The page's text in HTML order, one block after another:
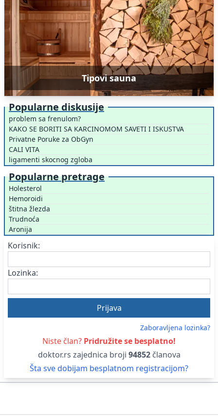
Tipovi sauna
Popularne diskusije
problem sa frenulom?
KAKO SE BORITI SA KARCINOMOM SAVETI I ISKUSTVA
Privatne Poruke za ObGyn
CALI VITA
ligamenti skocnog zgloba
Popularne pretrage
Holesterol
Hemoroidi
štitna žlezda
Trudnoća
Aronija
Korisnik:
Lozinka:
Zaboravljena lozinka?
Niste član? Pridružite se besplatno!
doktor.rs zajednica broji 94852članova
Šta sve dobijam besplatnom registracijom?